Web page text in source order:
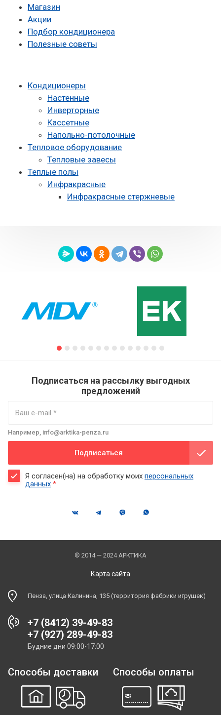
Магазин
Акции
Подбор кондиционера
Полезные советы
Кондиционеры
Настенные
Инверторные
Кассетные
Напольно-потолочные
Тепловое оборудование
Тепловые завесы
Теплые полы
Инфракрасные
Инфракрасные стержневые
Подписаться на рассылку выгодных
предложений
Я согласен(на) на обработку моих персональных
данных *
Например, info@arktika-penza.ru
Подписаться
© 2014 — 2024 АРКТИКА
Карта сайта
Пенза, улица Калинина, 135 (территория фабрики игрушек)
+7 (8412) 39-49-83
+7 (927) 289-49-83
Будние дни 09:00-17:00
Способы доставки Способы оплаты